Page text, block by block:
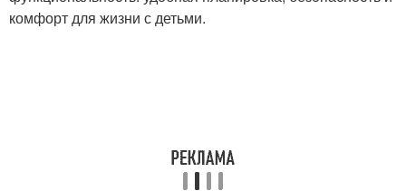
комфорт для жизни с детьми.